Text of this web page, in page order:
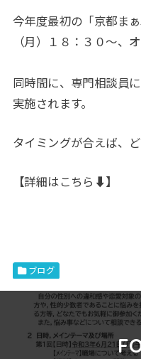
今年度最初の「京都ま
（月）１８：３０〜、
同時間に、専門相談員
実施されます。
タイミングが合えば、
【詳細はこちら⬇️】
ブログ